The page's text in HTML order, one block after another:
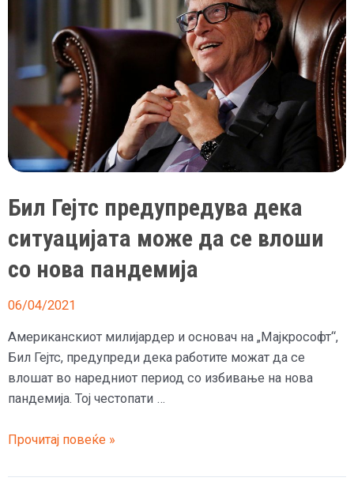
Австралија,
експертите
предупредуваат
ги
убива
луѓето
ако
се
лечат
Бил Гејтс предупредува дека
ситуацијата може да се влоши
со нова пандемија
06/04/2021
Американскиот милијардер и основач на „Мајкрософт“,
Бил Гејтс, предупреди дека работите можат да се
влошат во наредниот период со избивање на нова
пандемија. Тој честопати …
Бил
предупредува
Прочитај повеќе »